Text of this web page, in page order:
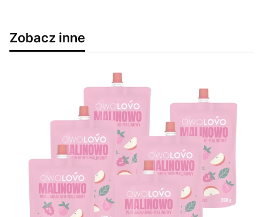
Zobacz inne